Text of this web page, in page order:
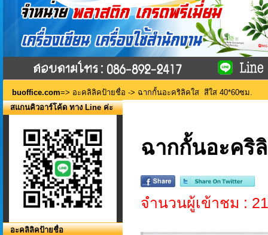
buoffice.com=> อะคลิลิคป้ายชื่อ -> ฉากกั้นอะคริลิคใส สีใส 40*60ซม.
สแกนคิวอาร์โค้ด ทาง Line ค่ะ
อะคลิลิคป้ายชื่อ
ฉากกั้นอะคริ
จำนวนผู้เข้าชม :